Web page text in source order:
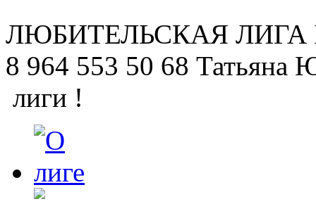
ЛЮБИТЕЛЬСКАЯ ЛИГА
8 964 553 50 68 Татьяна
лиги !